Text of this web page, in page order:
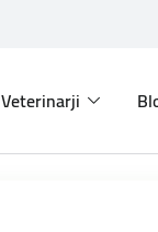
Veterinarji